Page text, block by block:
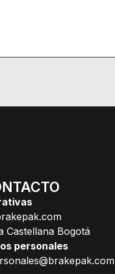
Castellana Bogotá
personales